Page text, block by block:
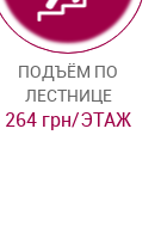
ПОДЪЁМ ПО
ЛЕСТНИЦЕ
264 грн/ЭТАЖ